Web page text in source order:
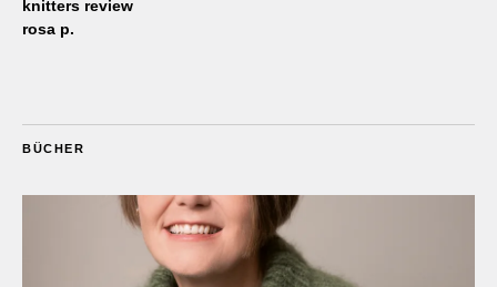
knitters review
rosa p.
BÜCHER